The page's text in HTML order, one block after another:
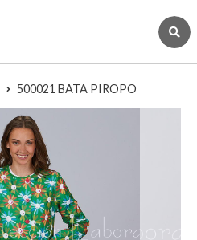
500021 BATA PIROPO